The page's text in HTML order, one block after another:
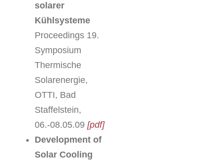
solarer
Kühlsysteme
Proceedings 19.
Symposium
Thermische
Solarenergie,
OTTI, Bad
Staffelstein,
06.-08.05.09 [pdf]
Development of
Solar Cooling